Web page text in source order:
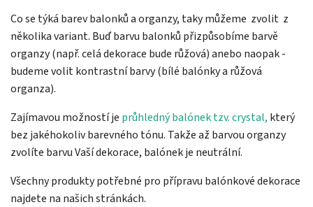
Co se týká barev balonků a organzy, taky můžeme zvolit z
několika variant. Buď barvu balonků přizpůsobíme barvě
organzy (např. celá dekorace bude růžová) anebo naopak -
budeme volit kontrastní barvy (bílé balónky a růžová
organza).
Zajímavou možností je průhledný balónek tzv. crystal, který
bez jakéhokoliv barevného tónu. Takže až barvou organzy
zvolíte barvu Vaší dekorace, balónek je neutrální.
Všechny produkty potřebné pro přípravu balónkové dekorace
najdete na našich stránkách.